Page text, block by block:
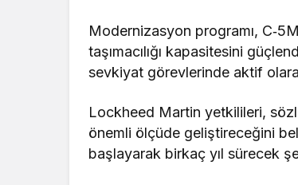
Modernizasyon programı,
taşımacılığı kapasitesini
sevkiyat görevlerinde aktif
Lockheed Martin yetkilileri,
önemli ölçüde geliştireceğini
başlayarak birkaç yıl sürecek